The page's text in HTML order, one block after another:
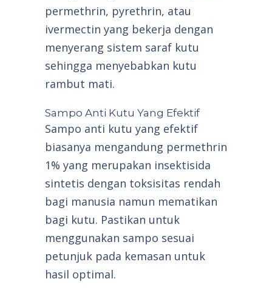
permethrin, pyrethrin, atau
ivermectin yang bekerja dengan
menyerang sistem saraf kutu
sehingga menyebabkan kutu
rambut mati.
Sampo Anti Kutu Yang Efektif
Sampo anti kutu yang efektif
biasanya mengandung permethrin
1% yang merupakan insektisida
sintetis dengan toksisitas rendah
bagi manusia namun mematikan
bagi kutu. Pastikan untuk
menggunakan sampo sesuai
petunjuk pada kemasan untuk
hasil optimal.